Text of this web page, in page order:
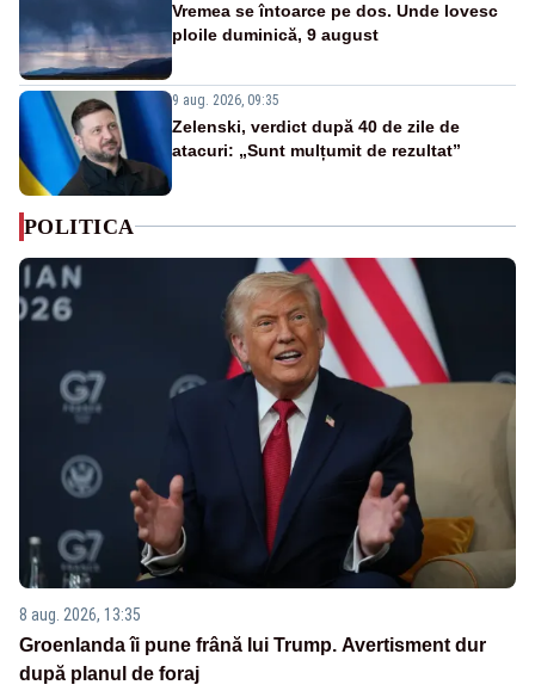
Vremea se întoarce pe dos. Unde lovesc
ploile duminică, 9 august
9 aug. 2026, 09:35
Zelenski, verdict după 40 de zile de
atacuri: „Sunt mulțumit de rezultat”
POLITICA
8 aug. 2026, 13:35
Groenlanda îi pune frână lui Trump. Avertisment dur
după planul de foraj